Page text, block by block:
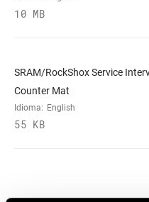
WEIGHT BASED
ON
10 MB
SRAM/RockShox Service
Counter Mat
Idioma: English
55 KB